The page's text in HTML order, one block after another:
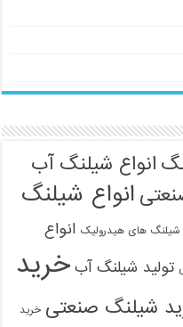
انواع شیلنگ آب
انواع شیلنگ
شیلنگ های هیدرولیک انواع
تولید شیلنگ آب خرید
شیلنگ صنعتی خرید